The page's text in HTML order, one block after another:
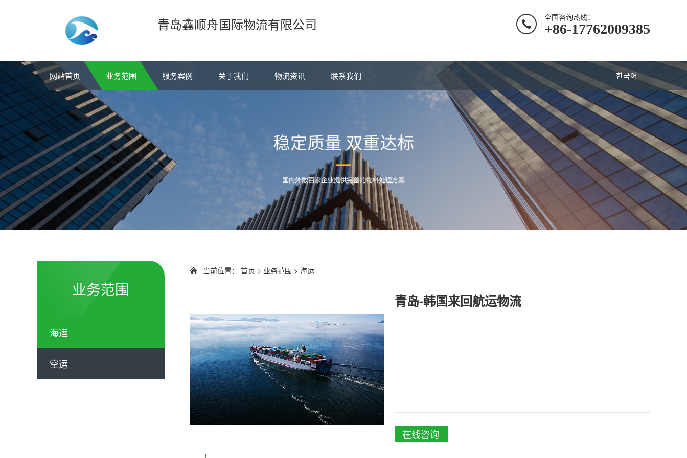
青岛鑫顺舟国际物流有限公司 全国咨询热线：
+86-17762009385
网站首页 业务范围 服务案例 关于我们 物流资讯 联系我们 한국어
业务范围
海运
空运
当前位置： 首页 > 业务范围 > 海运
青岛-韩国来回航运物流
在线咨询